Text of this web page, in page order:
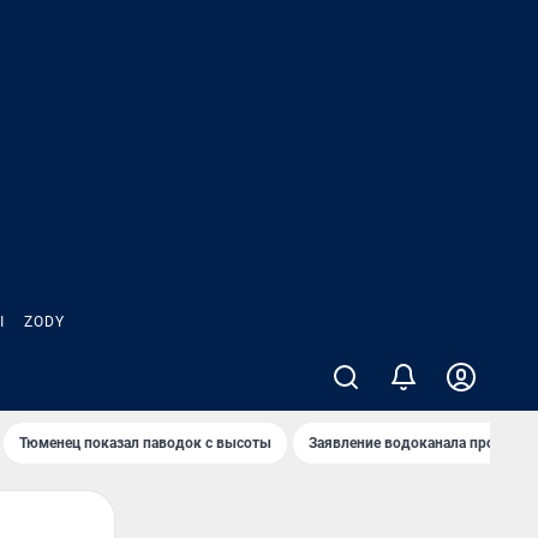
ZODY
Тюменец показал паводок с высоты Заявление водоканала про